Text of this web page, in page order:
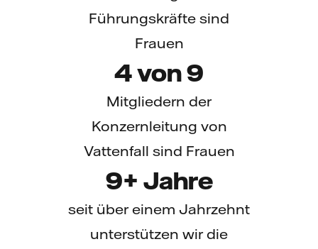
Führungskräfte sind
Frauen
4von 9
Mitgliedern der
Konzernleitung von
Vattenfall sind Frauen
10+ Jahre
seit über einem Jahrzehnt
unterstützen wir die